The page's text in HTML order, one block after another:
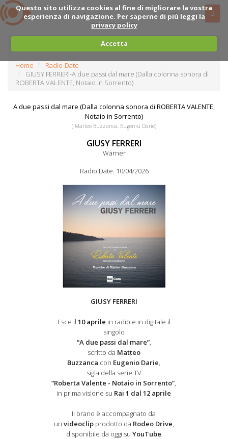
Questo sito utilizza cookies al fine di migliorare la vostra
esperienza di navigazione. Per saperne di più leggi la
privacy policy
Accetta
Home
Radio-Date
GIUSY FERRERI-A due passi dal mare (Dalla colonna sonora di
ROBERTA VALENTE, Notaio in Sorrento)
A due passi dal mare (Dalla colonna sonora di ROBERTA VALENTE,
Notaio in Sorrento)
( Matteo Buzzanca, Eugeniu Darie)
GIUSY FERRERI
Warner
Radio Date: 10/04/2026
GIUSY FERRERI
Esce il 10 aprile in radio e in digitale il
singolo
“A due passi dal mare”,
scritto da Matteo
Buzzanca con Eugenio Darie,
sigla della serie TV
“Roberta Valente - Notaio in Sorrento”,
in prima visione su Rai 1 dal 12 aprile
Il brano è accompagnato da
un videoclipprodotto da Rodeo Drive,
disponibile da oggi suYouTube